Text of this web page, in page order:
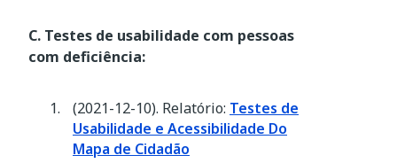
C. Testes de usabilidade com pessoas
com deficiência:
(2021-12-10). Relatório: Testes de
Usabilidade e Acessibilidade Do
Mapa de Cidadão